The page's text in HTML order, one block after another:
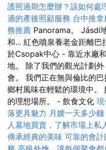
護照過期怎麼辦？該如何處
適的產後照顧服務 台中推拿
務推薦 Panorama。 Jásdi
和... 紅色噴泉養老金距離
於Csopak中心 - 靠近水廠
地。 除了我們的觀光計劃
會。 我們正在無與倫比的
鄉村風味在輕鬆的環境中。
的理想場所。 - 飲食文化
落更具魅力 月嫂一天多少
人墓地買賣，了解市場上私
傳承經典的美味 可靠的會